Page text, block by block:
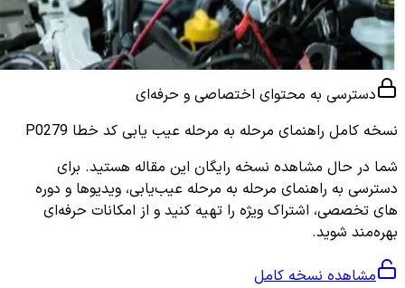
دسترسی به محتوای اختصاصی و حرفه‌ای
نسخه کامل راهنمای مرحله به مرحله عیب یابی کد خطا P0279
شما در حال مشاهده نسخه رایگان این مقاله هستید. برای
دسترسی به راهنمای مرحله به مرحله عیب‌یابی، ویدیوها و دوره
های تخصصی، اشتراک ویژه را تهیه کنید و از امکانات حرفه‌ای
بهره‌مند شوید.
مشاهده نسخه کامل